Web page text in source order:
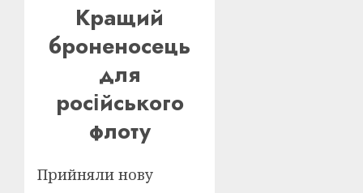
Кращий
броненосець
для
російського
флоту
Прийняли нову